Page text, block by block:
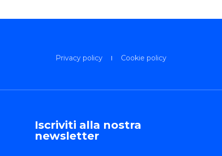
Privacy policy Cookie policy
Iscriviti alla nostra
newsletter